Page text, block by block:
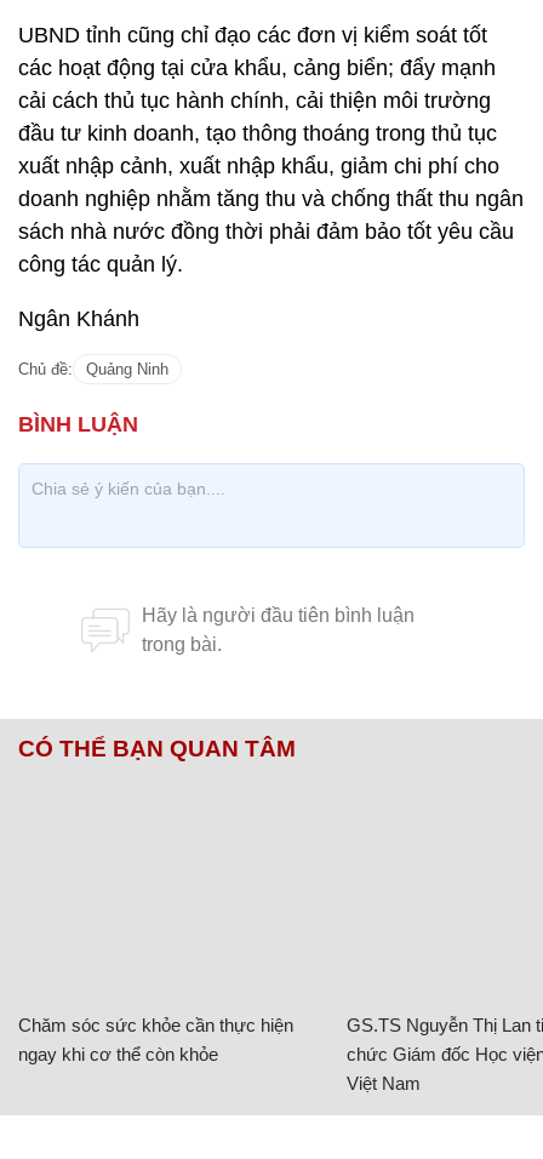
UBND tỉnh cũng chỉ đạo các đơn vị kiểm soát tốt
các hoạt động tại cửa khẩu, cảng biển; đẩy mạnh
cải cách thủ tục hành chính, cải thiện môi trường
đầu tư kinh doanh, tạo thông thoáng trong thủ tục
xuất nhập cảnh, xuất nhập khẩu, giảm chi phí cho
doanh nghiệp nhằm tăng thu và chống thất thu ngân
sách nhà nước đồng thời phải đảm bảo tốt yêu cầu
công tác quản lý.
Ngân Khánh
Chủ đề: Quảng Ninh
CÓ THỂ BẠN QUAN TÂM
Chăm sóc sức khỏe cần thực hiện
ngay khi cơ thể còn khỏe
GS.TS Nguyễn Thị Lan
chức Giám đốc Học
Việt Nam